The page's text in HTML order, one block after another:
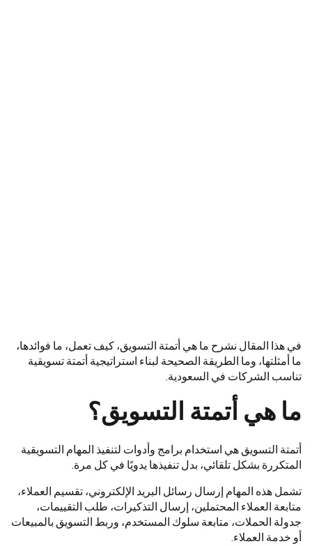
في هذا المقال نشرح ما هي أتمتة التسويق، كيف تعمل، ما فوائدها،
ما أمثلتها، وما الطريقة الصحيحة لبناء استراتيجية أتمتة تسويقية
تناسب الشركات في السعودية.
ما هي أتمتة التسويق؟
أتمتة التسويق هي استخدام برامج وأدوات لتنفيذ المهام التسويقية
المتكررة بشكل تلقائي، بدل تنفيذها يدويًا في كل مرة.
تشمل هذه المهام إرسال رسائل البريد الإلكتروني، تقسيم العملاء،
متابعة العملاء المحتملين، إرسال التذكيرات، طلب التقييمات،
جدولة الحملات، متابعة سلوك المستخدم، وربط التسويق بالمبيعات
أو خدمة العملاء.